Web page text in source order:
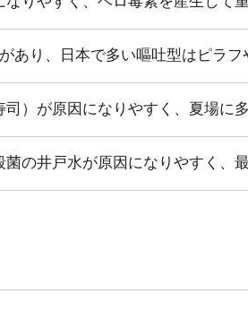
あり、日本で多い嘔吐型はピラ
）が原因になりやすく、夏場に
の井戸水が原因になりやすく、